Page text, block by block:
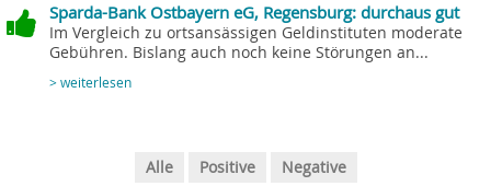
Sparda-Bank Ostbayern eG, Regensburg: durchaus gut
Im Vergleich zu ortsansässigen Geldinstituten moderate
Gebühren. Bislang auch noch keine Störungen an...
> weiterlesen
Alle Positive Negative